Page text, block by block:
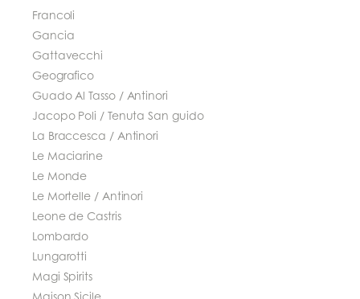
Francoli
Gancia
Gattavecchi
Geografico
Guado Al Tasso / Antinori
Jacopo Poli / Tenuta San guido
La Braccesca / Antinori
Le Maciarine
Le Monde
Le Mortelle / Antinori
Leone de Castris
Lombardo
Lungarotti
Magi Spirits
Maison Sicile